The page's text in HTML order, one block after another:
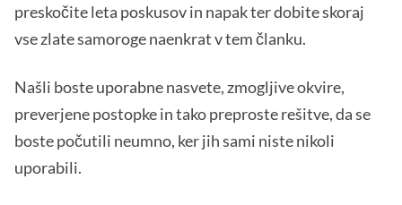
preskočite leta poskusov in napak ter dobite skoraj
vse zlate samoroge naenkrat v tem članku.
Našli boste uporabne nasvete, zmogljive okvire,
preverjene postopke in tako preproste rešitve, da se
boste počutili neumno, ker jih sami niste nikoli
uporabili.